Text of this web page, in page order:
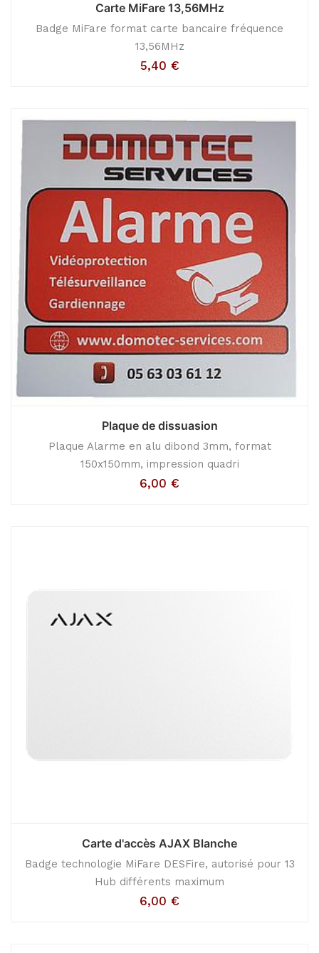
Carte MiFare 13,56MHz
Badge MiFare format carte bancaire fréquence
13,56MHz
5,40 €
Plaque de dissuasion
Plaque Alarme en alu dibond 3mm, format
150x150mm, impression quadri
6,00 €
Carte d'accès AJAX Blanche
Badge technologie MiFare DESFire, autorisé pour 13
Hub différents maximum
6,00 €